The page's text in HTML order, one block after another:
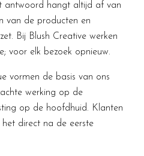
antwoord hangt altijd af van
van de producten en
Bij Blush Creative werken
voor elk bezoek opnieuw.
vormen de basis van ons
werking op de
op de hoofdhuid. Klanten
direct na de eerste